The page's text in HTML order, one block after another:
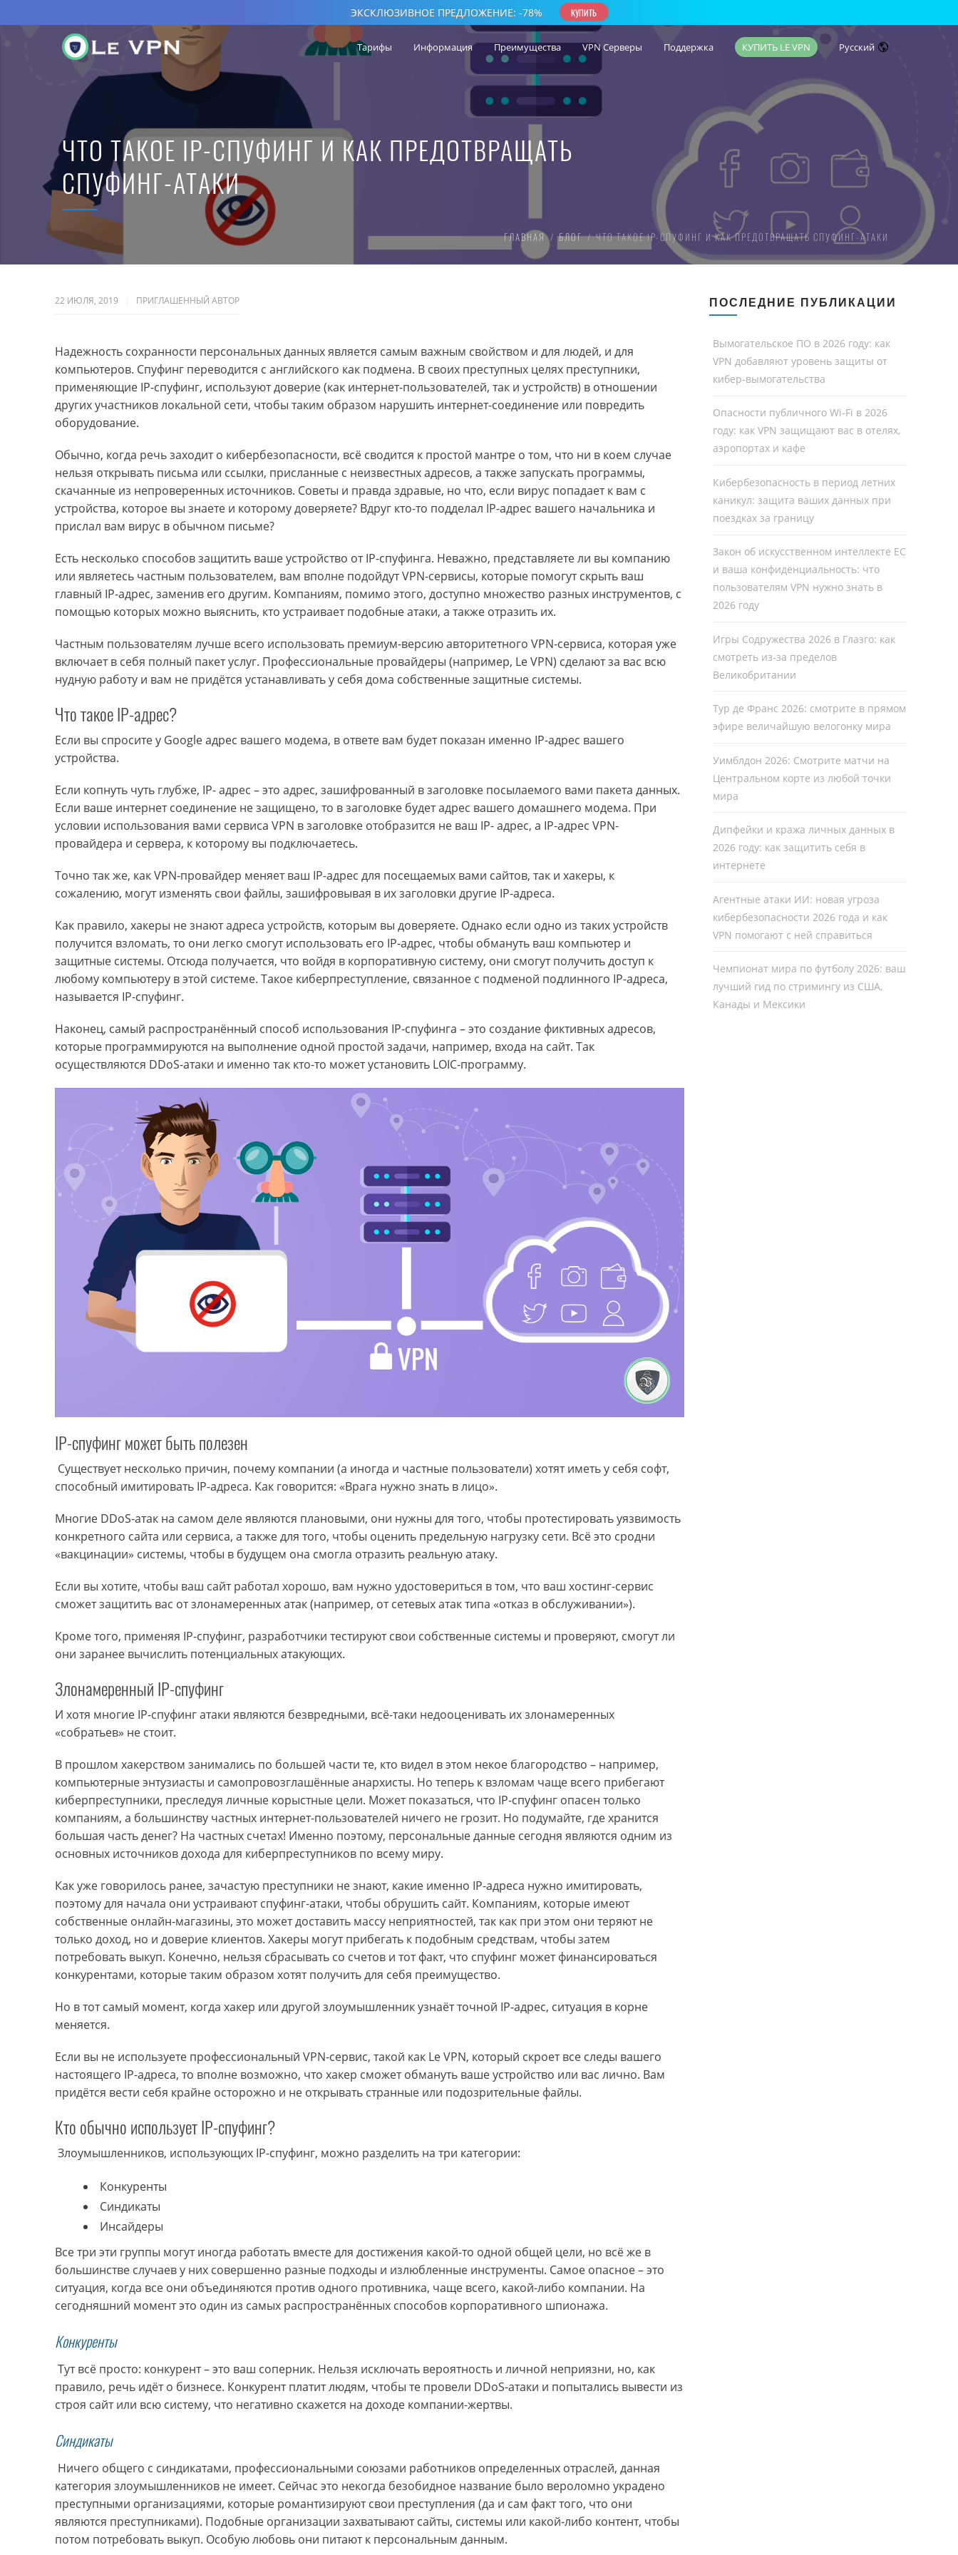
Тарифы Информация Преимущества VPN Серверы Поддержка КУПИТЬ LE VPN Русский
ЧТО ТАКОЕ IP-СПУФИНГ И КАК ПРЕДОТВРАЩАТЬ
СПУФИНГ-АТАКИ
ГЛАВНАЯ БЛОГ ЧТО ТАКОЕ IP-СПУФИНГ И КАК ПРЕДОТВРАЩАТЬ СПУФИНГ-АТАКИ
22 ИЮЛЯ, 2019 ПРИГЛАШЕННЫЙ АВТОР
Надежность сохранности персональных данных является самым важным свойством и для людей, и для
компьютеров. Спуфинг переводится с английского как подмена. В своих преступных целях преступники,
применяющие IP-спуфинг, используют доверие (как интернет-пользователей, так и устройств) в отношении
других участников локальной сети, чтобы таким образом нарушить интернет-соединение или повредить
оборудование.
Обычно, когда речь заходит о кибербезопасноcти, всё сводится к простой мантре о том, что ни в коем случае
нельзя открывать письма или ссылки, присланные с неизвестных адресов, а также запускать программы,
скачанные из непроверенных источников. Советы и правда здравые, но что, если вирус попадает к вам с
устройства, которое вы знаете и которому доверяете? Вдруг кто-то подделал IP-адрес вашего начальника и
прислал вам вирус в обычном письме?
Есть несколько способов защитить ваше устройство от IP-спуфинга. Неважно, представляете ли вы компанию
или являетесь частным пользователем, вам вполне подойдут VPN-сервисы, которые помогут скрыть ваш
главный IP-адрес, заменив его другим. Компаниям, помимо этого, доступно множество разных инструментов, с
помощью которых можно выяснить, кто устраивает подобные атаки, а также отразить их.
Частным пользователям лучше всего использовать премиум-версию авторитетного VPN-сервиса, которая уже
включает в себя полный пакет услуг. Профессиональные провайдеры (например, Le VPN) сделают за вас всю
нудную работу и вам не придётся устанавливать у себя дома собственные защитные системы.
Что такое IP-адрес?
Если вы спросите у Google адрес вашего модема, в ответе вам будет показан именно IP-адрес вашего
устройства.
Если копнуть чуть глубже, IP- адрес – это адрес, зашифрованный в заголовке посылаемого вами пакета данных.
Если ваше интернет соединение не защищено, то в заголовке будет адрес вашего домашнего модема. При
условии использования вами сервиса VPN в заголовке отобразится не ваш IP- адрес, а IP-адрес VPN-
провайдера и сервера, к которому вы подключаетесь.
Точно так же, как VPN-провайдер меняет ваш IP-адрес для посещаемых вами сайтов, так и хакеры, к
сожалению, могут изменять свои файлы, зашифровывая в их заголовки другие IP-адреса.
Как правило, хакеры не знают адреса устройств, которым вы доверяете. Однако если одно из таких устройств
получится взломать, то они легко смогут использовать его IP-адрес, чтобы обмануть ваш компьютер и
защитные системы. Отсюда получается, что войдя в корпоративную систему, они смогут получить доступ к
любому компьютеру в этой системе. Такое киберпреступление, связанное с подменой подлинного IP-адреса,
называется IP-спуфинг.
Наконец, самый распространённый способ использования IP-спуфинга – это создание фиктивных адресов,
которые программируются на выполнение одной простой задачи, например, входа на сайт. Так
осуществляются DDoS-атаки и именно так кто-то может установить LOIC-программу.
IP-спуфинг может быть полезен
Существует несколько причин, почему компании (а иногда и частные пользователи) хотят иметь у себя софт,
способный имитировать IP-адреса. Как говорится: «Врага нужно знать в лицо».
Многие DDoS-атак на самом деле являются плановыми, они нужны для того, чтобы протестировать уязвимость
конкретного сайта или сервиса, а также для того, чтобы оценить предельную нагрузку сети. Всё это сродни
«вакцинации» системы, чтобы в будущем она смогла отразить реальную атаку.
Если вы хотите, чтобы ваш сайт работал хорошо, вам нужно удостовериться в том, что ваш хостинг-сервис
сможет защитить вас от злонамеренных атак (например, от сетевых атак типа «отказ в обслуживании»).
Кроме того, применяя IP-спуфинг, разработчики тестируют свои собственные системы и проверяют, смогут ли
они заранее вычислить потенциальных атакующих.
Злонамеренный IP-спуфинг
И хотя многие IP-спуфинг атаки являются безвредными, всё-таки недооценивать их злонамеренных
«собратьев» не стоит.
В прошлом хакерством занимались по большей части те, кто видел в этом некое благородство – например,
компьютерные энтузиасты и самопровозглашённые анархисты. Но теперь к взломам чаще всего прибегают
киберпреступники, преследуя личные корыстные цели. Может показаться, что IP-спуфинг опасен только
компаниям, а большинству частных интернет-пользователей ничего не грозит. Но подумайте, где хранится
большая часть денег? На частных счетах! Именно поэтому, персональные данные сегодня являются одним из
основных источников дохода для киберпреступников по всему миру.
Как уже говорилось ранее, зачастую преступники не знают, какие именно IP-адреса нужно имитировать,
поэтому для начала они устраивают спуфинг-атаки, чтобы обрушить сайт. Компаниям, которые имеют
собственные онлайн-магазины, это может доставить массу неприятностей, так как при этом они теряют не
только доход, но и доверие клиентов. Хакеры могут прибегать к подобным средствам, чтобы затем
потребовать выкуп. Конечно, нельзя сбрасывать со счетов и тот факт, что спуфинг может финансироваться
конкурентами, которые таким образом хотят получить для себя преимущество.
Но в тот самый момент, когда хакер или другой злоумышленник узнаёт точной IP-адрес, ситуация в корне
меняется.
Если вы не используете профессиональный VPN-сервис, такой как Le VPN, который скроет все следы вашего
настоящего IP-адреса, то вполне возможно, что хакер сможет обмануть ваше устройство или вас лично. Вам
придётся вести себя крайне осторожно и не открывать странные или подозрительные файлы.
Кто обычно использует IP-спуфинг?
Злоумышленников, использующих IP-спуфинг, можно разделить на три категории:
Конкуренты
Синдикаты
Инсайдеры
Все три эти группы могут иногда работать вместе для достижения какой-то одной общей цели, но всё же в
большинстве случаев у них совершенно разные подходы и излюбленные инструменты. Самое опасное – это
ситуация, когда все они объединяются против одного противника, чаще всего, какой-либо компании. На
сегодняшний момент это один из самых распространённых способов корпоративного шпионажа.
Конкуренты
Тут всё просто: конкурент – это ваш соперник. Нельзя исключать вероятность и личной неприязни, но, как
правило, речь идёт о бизнесе. Конкурент платит людям, чтобы те провели DDoS-атаки и попытались вывести из
строя сайт или всю систему, что негативно скажется на доходе компании-жертвы.
Синдикаты
Ничего общего с синдикатами, профессиональными союзами работников определенных отраслей, данная
категория злоумышленников не имеет. Сейчас это некогда безобидное название было вероломно украдено
преступными организациями, которые романтизируют свои преступления (да и сам факт того, что они
являются преступниками). Подобные организации захватывают сайты, системы или какой-либо контент, чтобы
потом потребовать выкуп. Особую любовь они питают к персональным данным.
ПОСЛЕДНИЕ ПУБЛИКАЦИИ
Вымогательское ПО в 2026 году: как
VPN добавляют уровень защиты от
кибер-вымогательства
Опасности публичного Wi-Fi в 2026
году: как VPN защищают вас в отелях,
аэропортах и кафе
Кибербезопасность в период летних
каникул: защита ваших данных при
поездках за границу
Закон об искусственном интеллекте ЕС
и ваша конфиденциальность: что
пользователям VPN нужно знать в
2026 году
Игры Содружества 2026 в Глазго: как
смотреть из-за пределов
Великобритании
Тур де Франс 2026: смотрите в прямом
эфире величайшую велогонку мира
Уимблдон 2026: Смотрите матчи на
Центральном корте из любой точки
мира
Дипфейки и кража личных данных в
2026 году: как защитить себя в
интернете
Агентные атаки ИИ: новая угроза
кибербезопасности 2026 года и как
VPN помогают с ней справиться
Чемпионат мира по футболу 2026: ваш
лучший гид по стримингу из США,
Канады и Мексики